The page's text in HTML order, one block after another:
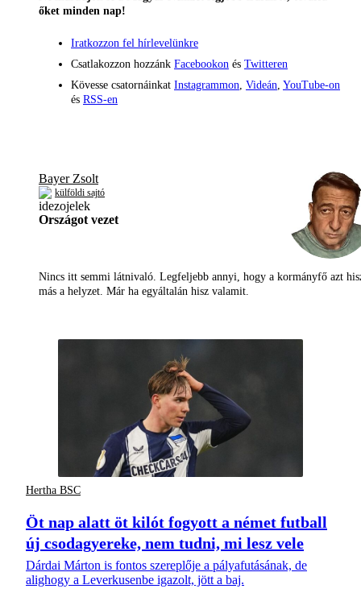
őket minden nap!
Iratkozzon fel hírlevelünkre
Csatlakozzon hozzánk Facebookon és Twitteren
Kövesse csatornáinkat Instagrammon, Videán, YouTube-on
és RSS-en
Bayer Zsolt
külföldi sajtó
Országot vezet
Nincs itt semmi látnivaló. Legfeljebb annyi, hogy a kormányfő azt
más a helyzet. Már ha egyáltalán hisz valamit.
Hertha BSC
Öt nap alatt öt kilót fogyott a német futball
új csodagyereke, nem tudni, mi lesz vele
Dárdai Márton is fontos szereplője a pályafutásának, de
alighogy a Leverkusenbe igazolt, jött a baj.